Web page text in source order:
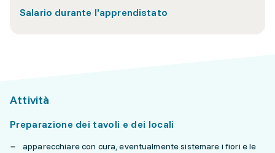
Salario durante l'apprendistato
Attività
Preparazione dei tavoli e dei locali
apparecchiare con cura, eventualmente sistemare i fiori e le